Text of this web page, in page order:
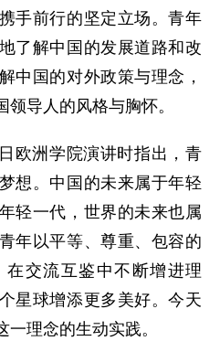
手前行的坚定立场。青年
了解中国的发展道路和改
中国的对外政策与理念，
导人的风格与胸怀。
欧洲学院演讲时指出，青
想。中国的未来属于年轻
轻一代，世界的未来也属
年以平等、尊重、包容的
交流互鉴中不断增进理
星球增添更多美好。今天
理念的生动实践。